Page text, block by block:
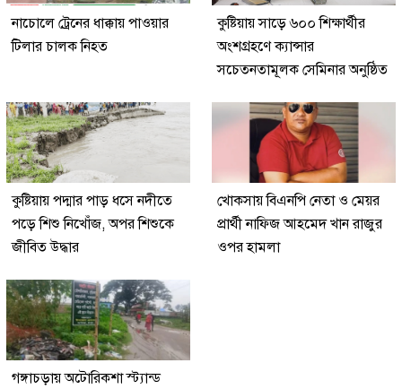
নাচোলে ট্রেনের ধাক্কায় পাওয়ার
টিলার চালক নিহত
কুষ্টিয়ায় সাড়ে ৬০০ শিক্ষার্থীর
অংশগ্রহণে ক্যান্সার
সচেতনতামূলক সেমিনার অনুষ্ঠিত
কুষ্টিয়ায় পদ্মার পাড় ধসে নদীতে
পড়ে শিশু নিখোঁজ, অপর শিশুকে
জীবিত উদ্ধার
খোকসায় বিএনপি নেতা ও মেয়র
প্রার্থী নাফিজ আহমেদ খান রাজুর
ওপর হামলা
গঙ্গাচড়ায় অটোরিকশা স্ট্যান্ড